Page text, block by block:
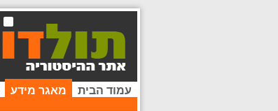
עמוד הבית מאגר מידע